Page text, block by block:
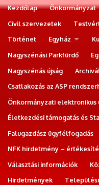
Kezdőlap Önkormányzat
Civil szervezetek
Történet
Egyház
Nagyszénási Parkfürdő
Nagyszénás újság
Csatlakozás az ASP
Önkormányzati elektronikus
Életkezdési támogatás és
Falugazdász ügyfélfogadás
NFK hirdetmény –
Választási információk
Hirdetmények